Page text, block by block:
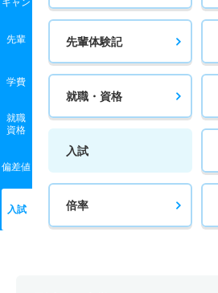
キャン
先輩
学費
就職
資格
偏差値
入試
先輩体験記
就職・資格
入試
倍率